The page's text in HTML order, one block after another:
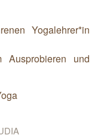
Yogalehrer*in
und